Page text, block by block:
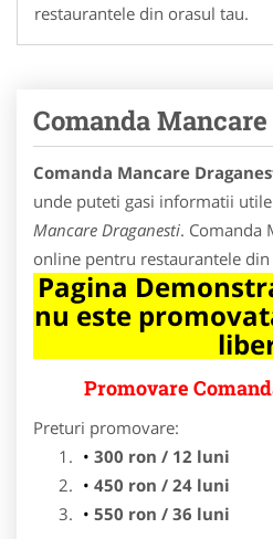
restaurantele din orasul tau.
Comanda
Comanda Mancare
unde puteti gasi informatii
Mancare Draganesti. Comanda
online pentru restaurantele
Pagina
nu este
Promovare
Preturi promovare:
300 ron / 12 luni
450 ron / 24 luni
550 ron / 36 luni